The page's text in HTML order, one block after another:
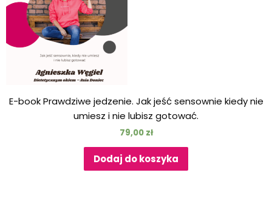
E-book Prawdziwe jedzenie. Jak jeść sensownie kiedy nie
umiesz i nie lubisz gotować.
79,00 zł
Dodaj do koszyka